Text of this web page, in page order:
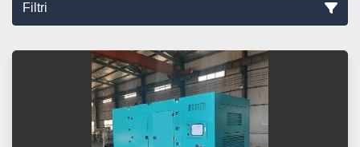
Filtri
Tutte le categorie
Ordina per